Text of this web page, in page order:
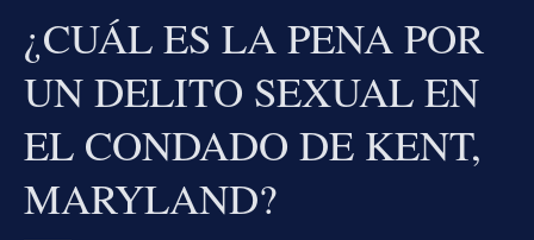
¿CUÁL ES LA PENA POR
UN DELITO SEXUAL EN
EL CONDADO DE KENT,
MARYLAND?